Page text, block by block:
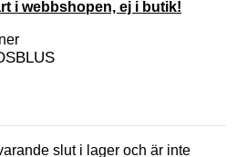
i webbshopen, ej i butik!
slut i lager och är inte